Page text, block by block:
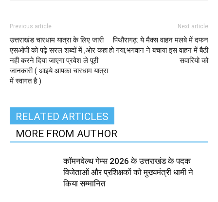
Previous article
उत्तराखंड चारधाम यात्रा के लिए जारी
एसओपी को पढ़े सरल शब्दों में ,ओर कहा
नही करने दिया जाएगा प्रवेश ले पूरी
जानकारी ( आइये आपका चारधाम यात्रा
में स्वागत है )
Next article
पिथौरागढ़: ये मैक्स वाहन मलबे में दफन
हो गया,भगवान ने बचाया इस वाहन में बैठी
सवारियो को
RELATED ARTICLES
MORE FROM AUTHOR
कॉमनवेल्थ गेम्स 2026 के उत्तराखंड के पदक
विजेताओं और प्रशिक्षकों को मुख्यमंत्री धामी ने
किया सम्मानित